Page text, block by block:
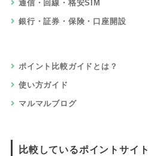
通信・回線・格安SIM
銀行・証券・保険・口座開設
ポイント比較ガイドとは？
使い方ガイド
マルマルブログ
比較しているポイントサイト